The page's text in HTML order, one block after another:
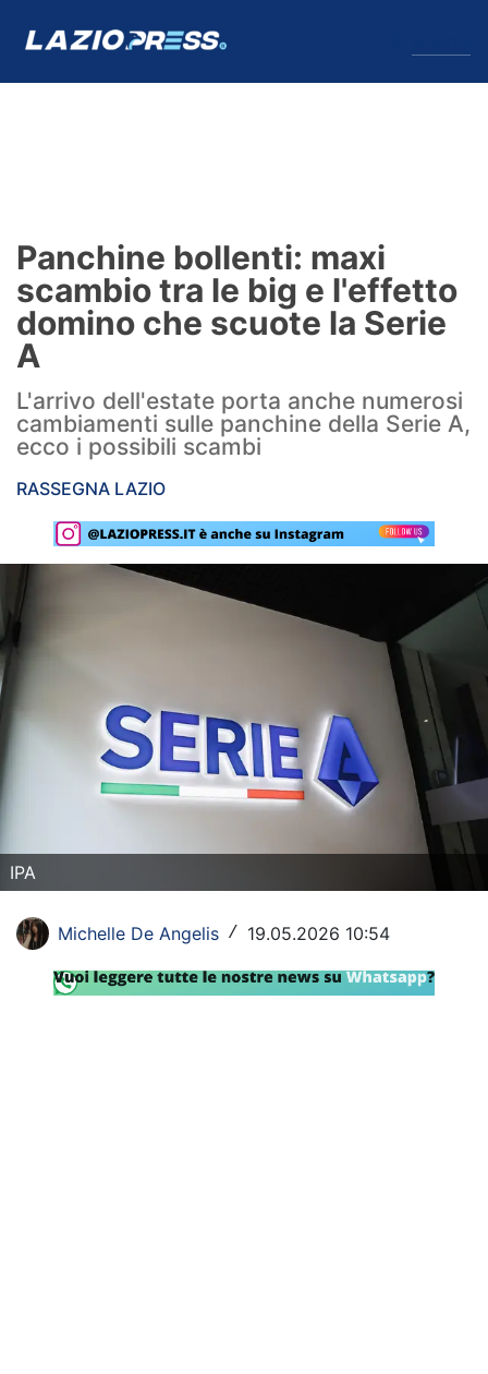
Formello
Infortuni
Primavera
Calciomercato
Rassegna Lazio
Social
Calcio
Champions League
Europa League
Altri Sport
Formula 1
Vela
SHOP LAZIO
Panchine bollenti: maxi
scambio tra le big e l'effetto
domino che scuote la Serie
A
L'arrivo dell'estate porta anche numerosi
cambiamenti sulle panchine della Serie A,
ecco i possibili scambi
RASSEGNA LAZIO
IPA
Michelle De Angelis / 19.05.2026 10:54